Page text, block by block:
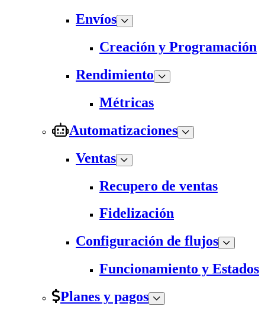
Envíos
Creación y Programación
Rendimiento
Métricas
Automatizaciones
Ventas
Recupero de ventas
Fidelización
Configuración de flujos
Funcionamiento y Estados
Planes y pagos